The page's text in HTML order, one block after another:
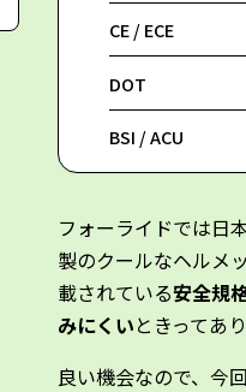
CE / ECE
DOT
BSI / ACU
フォーライドでは日
製のクールなヘルメ
載されている安全規
みにくいときってあ
良い機会なので、今